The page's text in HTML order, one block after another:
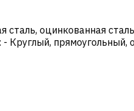
оцинкованная
- Круглый, прямоугольный,